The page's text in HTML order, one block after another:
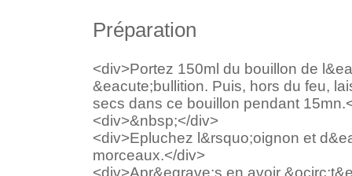
Préparation
<div>Portez 150ml du bouillon de
&eacute;bullition. Puis, hors du feu,
secs dans ce bouillon pendant
<div>&nbsp;</div>
<div>Epluchez l&rsquo;oignon et
morceaux.</div>
<div>Apr&egrave;s en avoir